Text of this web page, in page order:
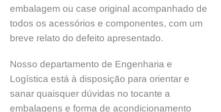
embalagem ou case original acompanhado de
todos os acessórios e componentes, com um
breve relato do defeito apresentado.
Nosso departamento de Engenharia e
Logística está à disposição para orientar e
sanar quaisquer dúvidas no tocante a
embalagens e forma de acondicionamento